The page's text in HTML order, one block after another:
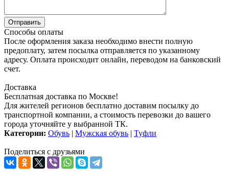
Способы оплаты
После оформления заказа необходимо внести полную
предоплату, затем посылка отправляется по указанному
адресу. Оплата происходит онлайн, переводом на банковский
счет.
Доставка
Бесплатная доставка по Москве!
Для жителей регионов бесплатно доставим посылку до
транспортной компании, а стоимость перевозки до вашего
города уточняйте у выбранной ТК.
Категории: Обувь | Мужская обувь | Туфли
Поделиться с друзьями